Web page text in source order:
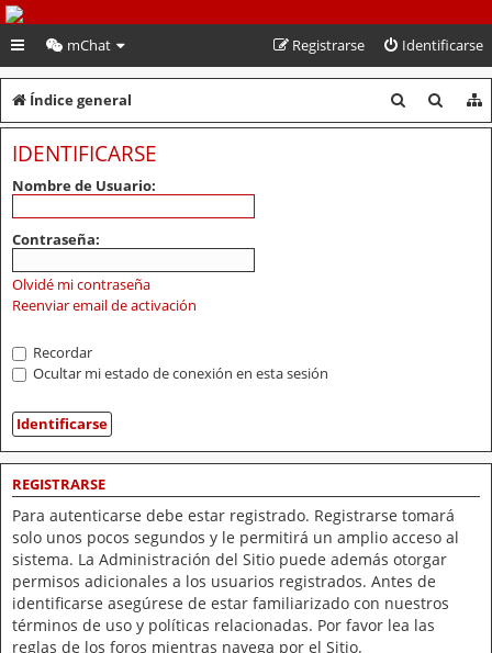
PeruVoley.com
mChat Identificarse
Registrarse
Índice general
u
u
IDENTIFICARSE
Nombre de Usuario:
Contraseña:
Olvidé mi contraseña
Reenviar email de activación
Recordar
Ocultar mi estado de conexión en esta sesión
REGISTRARSE
Para autenticarse debe estar registrado. Registrarse tomará
solo unos pocos segundos y le permitirá un amplio acceso al
sistema. La Administración del Sitio puede además otorgar
permisos adicionales a los usuarios registrados. Antes de
identificarse asegúrese de estar familiarizado con nuestros
términos de uso y políticas relacionadas. Por favor lea las
reglas de los foros mientras navega por el Sitio.